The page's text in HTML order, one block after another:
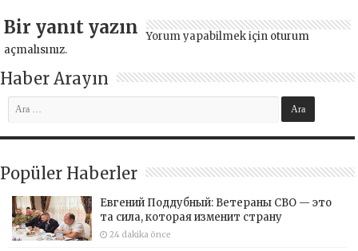
Bir yanıt yazın Yorum yapabilmek için oturum
açmalısınız.
Haber Arayın
Popüler Haberler
Евгений Поддубный: Ветераны СВО — это
та сила, которая изменит страну
24 dakika önce